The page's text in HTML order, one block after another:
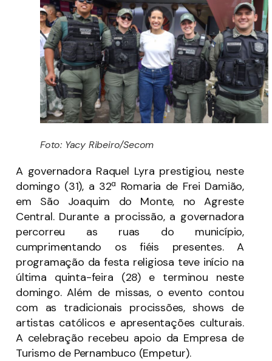
Foto: Yacy Ribeiro/Secom
A governadora Raquel Lyra prestigiou, neste
domingo (31), a 32ª Romaria de Frei Damião,
em São Joaquim do Monte, no Agreste
Central. Durante a procissão, a governadora
percorreu as ruas do município,
cumprimentando os fiéis presentes. A
programação da festa religiosa teve início na
última quinta-feira (28) e terminou neste
domingo. Além de missas, o evento contou
com as tradicionais procissões, shows de
artistas católicos e apresentações culturais.
A celebração recebeu apoio da Empresa de
Turismo de Pernambuco (Empetur).